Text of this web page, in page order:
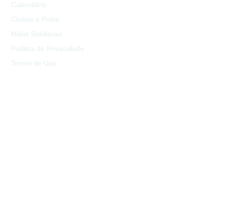
Calendário
Clubes e Polos
Mãos Solidárias
Política de Privacidade
Termo de Uso